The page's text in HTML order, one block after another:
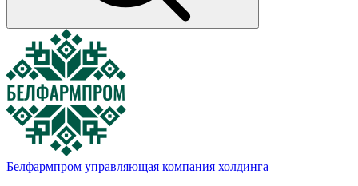
Белфармпром управляющая компания холдинга